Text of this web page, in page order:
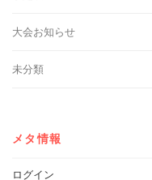
大会お知らせ
未分類
メタ情報
ログイン